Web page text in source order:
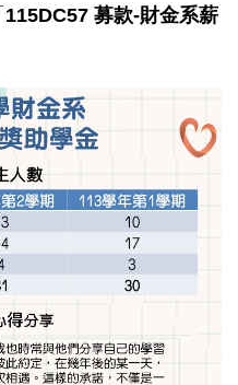
115DC57 募款-財金系薪